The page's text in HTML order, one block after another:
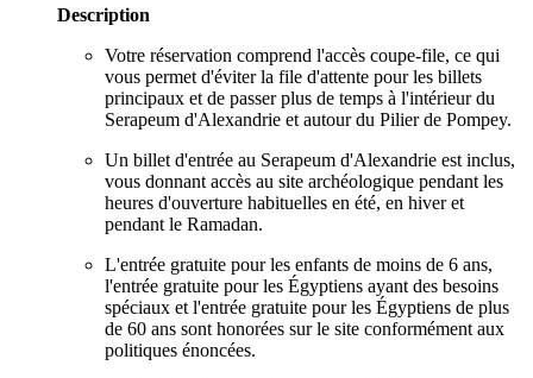
Description
Votre réservation comprend l'accès coupe-file, ce qui
vous permet d'éviter la file d'attente pour les billets
principaux et de passer plus de temps à l'intérieur du
Serapeum d'Alexandrie et autour du Pilier de Pompey.
Un billet d'entrée au Serapeum d'Alexandrie est inclus,
vous donnant accès au site archéologique pendant les
heures d'ouverture habituelles en été, en hiver et
pendant le Ramadan.
L'entrée gratuite pour les enfants de moins de 6 ans,
l'entrée gratuite pour les Égyptiens ayant des besoins
spéciaux et l'entrée gratuite pour les Égyptiens de plus
de 60 ans sont honorées sur le site conformément aux
politiques énoncées.